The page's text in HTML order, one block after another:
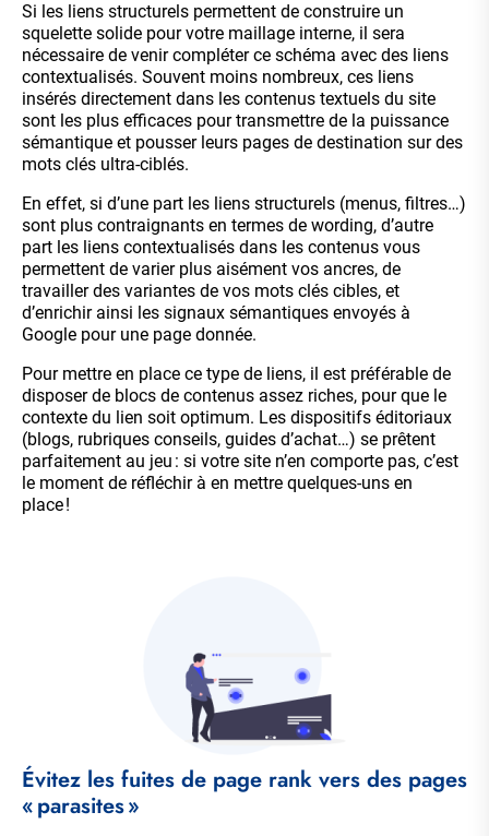
Si les liens structurels permettent de construire un
squelette solide pour votre maillage interne, il sera
nécessaire de venir compléter ce schéma avec des liens
contextualisés. Souvent moins nombreux, ces liens
insérés directement dans les contenus textuels du site
sont les plus efficaces pour transmettre de la puissance
sémantique et pousser leurs pages de destination sur des
mots clés ultra-ciblés.
En effet, si d’une part les liens structurels (menus, filtres…)
sont plus contraignants en termes de wording, d’autre
part les liens contextualisés dans les contenus vous
permettent de varier plus aisément vos ancres, de
travailler des variantes de vos mots clés cibles, et
d’enrichir ainsi les signaux sémantiques envoyés à
Google pour une page donnée.
Pour mettre en place ce type de liens, il est préférable de
disposer de blocs de contenus assez riches, pour que le
contexte du lien soit optimum. Les dispositifs éditoriaux
(blogs, rubriques conseils, guides d’achat…) se prêtent
parfaitement au jeu : si votre site n’en comporte pas, c’est
le moment de réfléchir à en mettre quelques-uns en
place !
Évitez les fuites de page rank vers des pages
« parasites »